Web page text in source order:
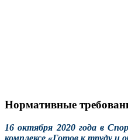
Нормативные
16 октября 2020 года в